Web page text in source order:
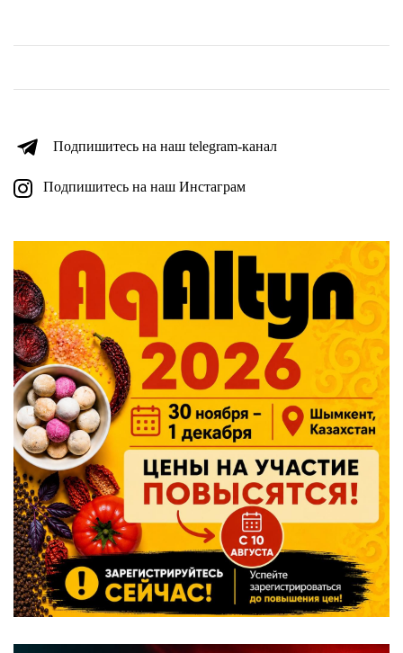
Подпишитесь на наш telegram-канал
Подпишитесь на наш Инстаграм